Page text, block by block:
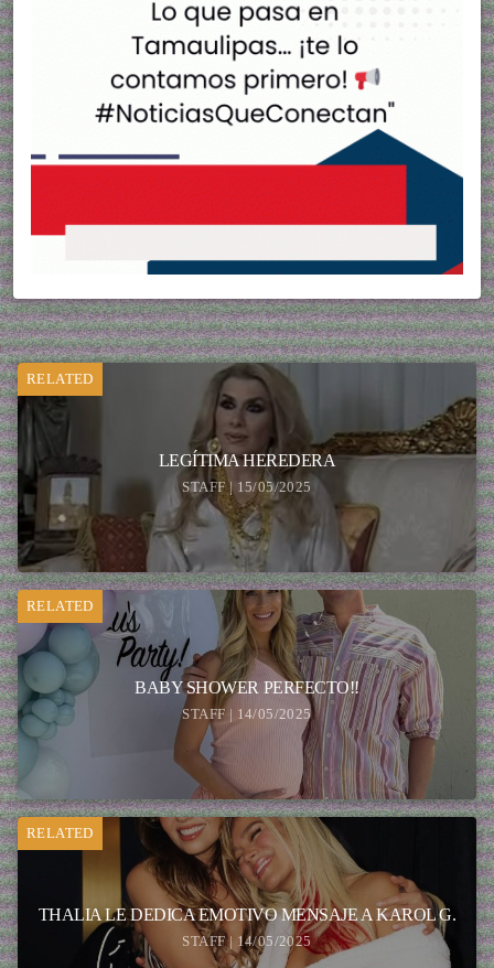
RELATED
LEGÍTIMA HEREDERA
STAFF | 15/05/2025
RELATED
BABY SHOWER PERFECTO!!
STAFF | 14/05/2025
RELATED
THALIA LE DEDICA EMOTIVO MENSAJE A KAROL G.
STAFF | 14/05/2025